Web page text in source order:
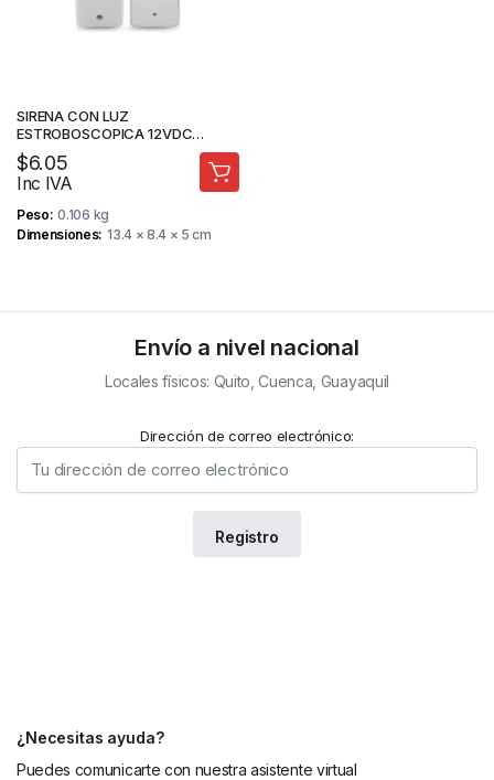
SIRENA CON LUZ
ESTROBOSCOPICA 12VDC
ALARMA INCENDIO – STV
$6.05
Inc IVA
Peso 0.106 kg
Dimensiones 13.4 × 8.4 × 5 cm
Envío a nivel nacional
Locales físicos: Quito, Cuenca, Guayaquil
Dirección de correo electrónico:
¿Necesitas ayuda?
Puedes comunicarte con nuestra asistente virtual